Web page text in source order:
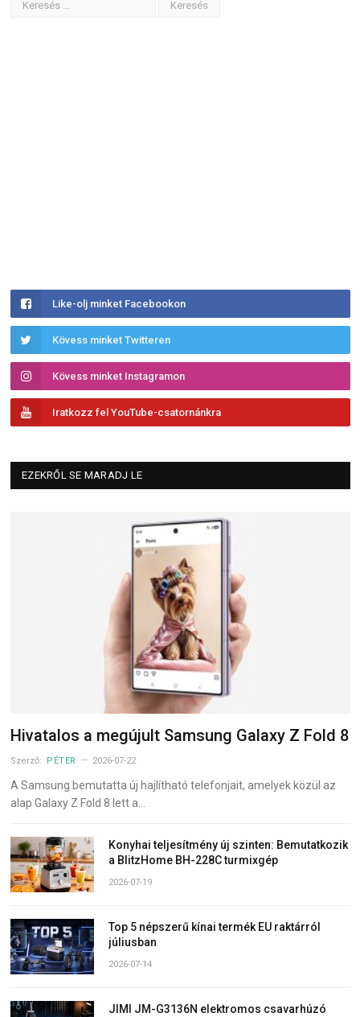
Like-olj minket Facebookon
Kövess minket Twitteren
Kövess minket Instagramon
Iratkozz fel YouTube-csatornánkra
EZEKRŐL SE MARADJ LE
Hivatalos a megújult Samsung Galaxy Z Fold 8
Szerző: PÉTER 2026-07-22
A Samsung bemutatta új hajlítható telefonjait, amelyek közül az
alap Galaxy Z Fold 8 lett a…
Konyhai teljesítmény új szinten: Bemutatkozik
a BlitzHome BH-228C turmixgép
2026-07-19
Top 5 népszerű kínai termék EU raktárról
júliusban
2026-07-14
JIMI JM-G3136N elektromos csavarhúzó